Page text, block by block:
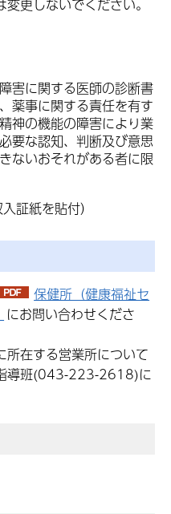
更しないでください。
害に関する医師の診断書
薬事に関する責任を有す
神の機能の障害により業
要な認知、判断及び意思
ないおそれがある者に限
証紙を貼付）
保健所（健康福祉セ
にお問い合わせくださ
在する営業所について
導班(043-223-2618)に